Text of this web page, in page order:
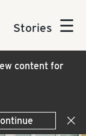
Stories ☰
content for